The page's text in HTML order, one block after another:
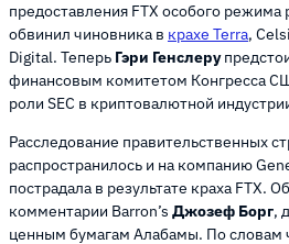
предоставления FTX особого режима
обвинил чиновника в крахе Terra,
Digital. Теперь Гэри Генслеру
финансовым комитетом Конгресса
роли SEC в криптовалютной
Расследование правительственных
распространилось и на компанию
пострадала в результате краха FTX.
комментарии Barron’s Джозеф Борг,
ценным бумагам Алабамы. По словам